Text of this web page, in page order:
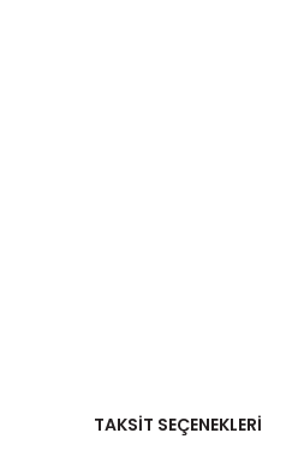
TAKSIT SEÇENEKLERI